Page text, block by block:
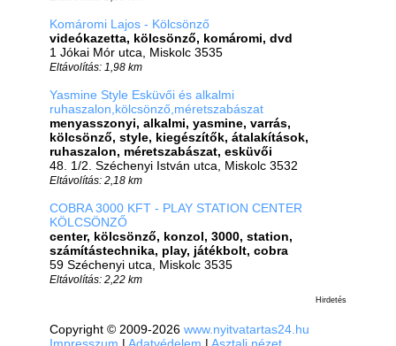
Komáromi Lajos - Kölcsönző
videókazetta, kölcsönző, komáromi, dvd
1 Jókai Mór utca, Miskolc 3535
Eltávolítás: 1,98 km
Yasmine Style Esküvői és alkalmi
ruhaszalon,kölcsönző,méretszabászat
menyasszonyi, alkalmi, yasmine, varrás,
kölcsönző, style, kiegészítők, átalakítások,
ruhaszalon, méretszabászat, esküvői
48. 1/2. Széchenyi István utca, Miskolc 3532
Eltávolítás: 2,18 km
COBRA 3000 KFT - PLAY STATION CENTER
KÖLCSÖNZŐ
center, kölcsönző, konzol, 3000, station,
számítástechnika, play, játékbolt, cobra
59 Széchenyi utca, Miskolc 3535
Eltávolítás: 2,22 km
Hirdetés
Copyright © 2009-2026 www.nyitvatartas24.hu